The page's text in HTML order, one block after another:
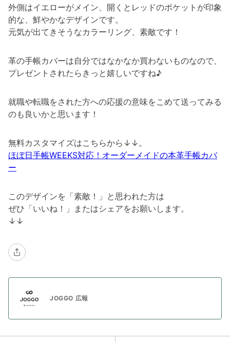
外側はイエローがメイン、開くとレッドのポケットが印象
的な、鮮やかなデザインです。
元気が出てきそうなカラーリング、素敵です！
革の手帳カバーは自分ではなかなか買わないものなので、
プレゼントされたらきっと嬉しいですね♪
就職や転職をされた方への応援の意味をこめて送ってみる
のも良いかと思います！
無料カスタマイズはこちらから↓↓。
ほぼ日手帳WEEKS対応！オーダーメイドの本革手帳カバ
ー
このデザインを「素敵！」と思われた方は
ぜひ「いいね！」またはシェアをお願いします。
↓↓
JOGGO 広報